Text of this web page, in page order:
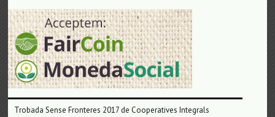
Trobada Sense Fronteres 2017 de Cooperatives Integrals